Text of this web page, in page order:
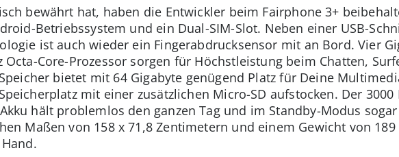
bewährt hat, haben die Entwickler beim Fairphone 3+
Betriebssystem und ein Dual-SIM-Slot. Neben einer USB-
ist auch wieder ein Fingerabdrucksensor mit an Bord. Vier
Octa-Core-Prozessor sorgen für Höchstleistung beim Chatten,
bietet mit 64 Gigabyte genügend Platz für Deine
mit einer zusätzlichen Micro-SD aufstocken. Der
hält problemlos den ganzen Tag und im Standby-Modus
Maßen von 158 x 71,8 Zentimetern und einem Gewicht von